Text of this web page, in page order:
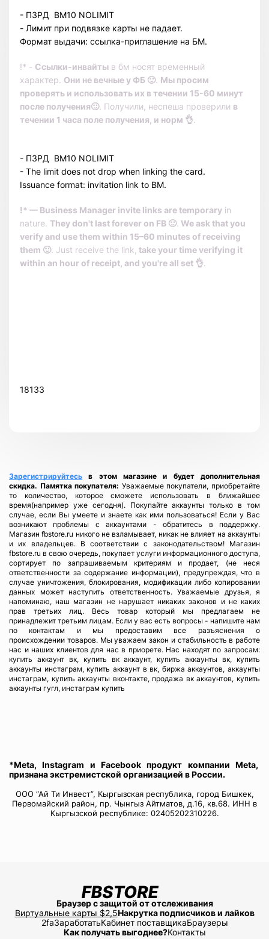
- ПЗРД BM10 NOLIMIT
- Лимит при подвязке карты не падает.
Формат выдачи: ссылка-приглашение на БМ.
!* - Ссылки-инвайты в бм носят временный
характер. Они не вечные у ФБ 🙂. Мы просим
проверять и использовать их в течении 15-60 минут
после получения🙂. Получили, неспеша проверили в
течении 1 часа поле получения, и норм 👌.
- ПЗРД BM10 NOLIMIT
- The limit does not drop when linking the card.
Issuance format: invitation link to BM.
!* — Business Manager invite links are temporary in
nature. They don't last forever on FB 🙂. We ask that you
verify and use them within 15–60 minutes of receiving
them 🙂. Just receive the link, take your time verifying it
within an hour of receipt, and you're all set 👌.
18133
Зарегистрируйтесь
в этом магазине и будет дополнительная
скидка. Памятка покупателя: Уважаемые покупатели, приобретайте
то количество, которое сможете использовать в ближайшее
время(например уже сегодня). Покупайте аккаунты только в том
случае, если Вы умеете и знаете как ими пользоваться! Если у Вас
возникают проблемы с аккаунтами - обратитесь в поддержку.
Магазин fbstore.ru никого не взламывает, никак не влияет на аккаунты
и их владельцев. В соответствии с законодательством! Магазин
fbstore.ru в свою очередь, покупает услуги информационного доступа,
сортирует по запрашиваемым критериям и продает, (не неся
ответственности за содержание информации), предупреждая, что в
случае уничтожения, блокирования, модификации либо копировании
данных может наступить ответственность. Уважаемые друзья, я
напоминаю, наш магазин не нарушает никаких законов и не каких
прав третьих лиц. Весь товар который мы предлагаем не
принадлежит третьим лицам. Если у вас есть вопросы - напишите нам
по контактам и мы предоставим все разъяснения о
происхождении товаров. Мы уважаем закон и стабильность в работе
нас и наших клиентов для нас в приорете. Нас находят по запросам:
купить аккаунт вк, купить вк аккаунт, купить аккаунты вк, купить
аккаунты инстаграм, купить аккаунт в вк, биржа аккаунтов, аккаунты
инстаграм, купить аккаунты вконтакте, продажа вк аккаунтов, купить
аккаунты гугл, инстаграм купить
*Meta, Instagram и Facebook продукт компании Meta,
признана экстремистской организацией в России.
ООО “Ай Ти Инвест”, Кыргызская республика, город Бишкек,
Первомайский район, пр. Чынгыз Айтматов, д.16, кв.68. ИНН в
Кыргызской республике: 02405202310226.
Браузер с защитой от отслеживания
Виртуальные карты $2,5Накрутка подписчиков и лайков
2faЗаработатьКабинет поставщикаБраузеры
Как получать выгоднее?Контакты